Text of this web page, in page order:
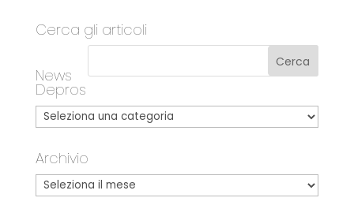
Cerca gli articoli
News
Depros
Archivio